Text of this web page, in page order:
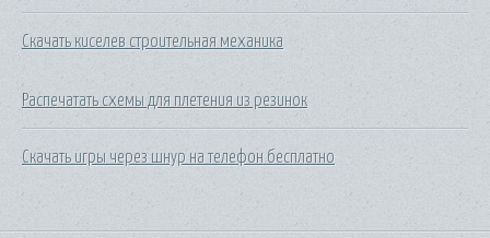
Скачать киселев строительная механика
Распечатать схемы для плетения из резинок
Скачать игры через шнур на телефон бесплатно